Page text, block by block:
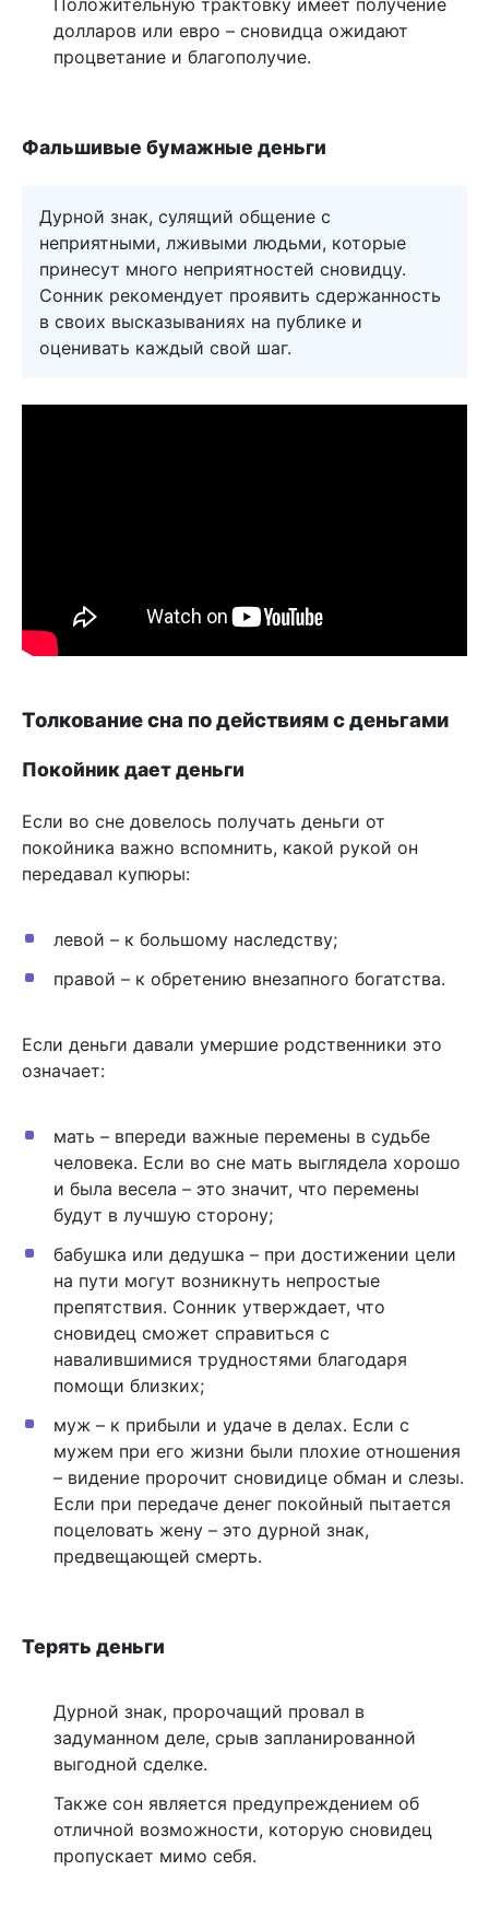
долларов или евро – сновидца ожидают
процветание и благополучие.
Фальшивые бумажные деньги
Дурной знак, сулящий общение с
неприятными, лживыми людьми, которые
принесут много неприятностей сновидцу.
Сонник рекомендует проявить сдержанность
в своих высказываниях на публике и
оценивать каждый свой шаг.
Толкование сна по действиям с деньгами
Покойник дает деньги
Если во сне довелось получать деньги от
покойника важно вспомнить, какой рукой он
передавал купюры:
левой – к большому наследству;
правой – к обретению внезапного богатства.
Если деньги давали умершие родственники это
означает:
мать – впереди важные перемены в судьбе
человека. Если во сне мать выглядела хорошо
и была весела – это значит, что перемены
будут в лучшую сторону;
бабушка или дедушка – при достижении цели
на пути могут возникнуть непростые
препятствия. Сонник утверждает, что
сновидец сможет справиться с
навалившимися трудностями благодаря
помощи близких;
муж – к прибыли и удаче в делах. Если с
мужем при его жизни были плохие отношения
– видение пророчит сновидице обман и слезы.
Если при передаче денег покойный пытается
поцеловать жену – это дурной знак,
предвещающей смерть.
Терять деньги
Дурной знак, пророчащий провал в
задуманном деле, срыв запланированной
выгодной сделке.
Также сон является предупреждением об
отличной возможности, которую сновидец
пропускает мимо себя.